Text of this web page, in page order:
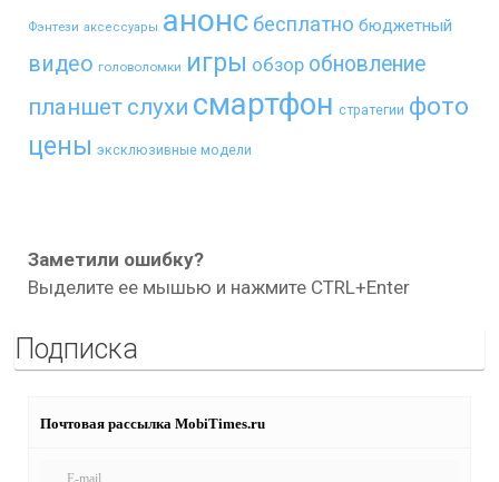
Фэнтези аксессуары анонс бесплатно бюджетный
видео головоломки игры обзор обновление
планшет слухи смартфон стратегии фото
цены эксклюзивные модели
Заметили ошибку?
Выделите ее мышью и нажмите CTRL+Enter
Подписка
Почтовая рассылка MobiTimes.ru